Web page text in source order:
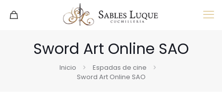
Sword Art Online SAO
Inicio
Espadas de cine
Sword Art Online SAO